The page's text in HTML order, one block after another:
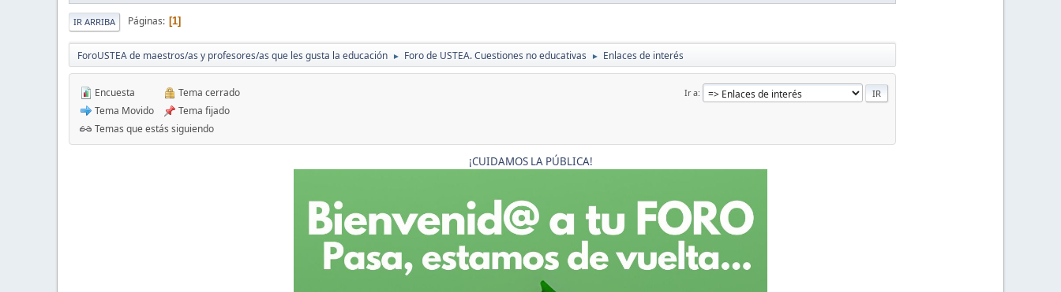
IR ARRIBA Páginas 1
ForoUSTEA de maestros/as y profesores/as que les gusta la educación ► Foro de USTEA. Cuestiones no educativas ► Enlaces de interés
Ir a
Encuesta
Tema Movido
Tema cerrado
Tema fijado
Temas que estás siguiendo
¡CUIDAMOS LA PÚBLICA!